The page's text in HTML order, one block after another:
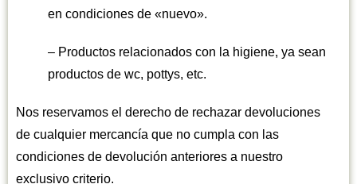
en condiciones de «nuevo».
– Productos relacionados con la higiene, ya sean
productos de wc, pottys, etc.
Nos reservamos el derecho de rechazar devoluciones
de cualquier mercancía que no cumpla con las
condiciones de devolución anteriores a nuestro
exclusivo criterio.